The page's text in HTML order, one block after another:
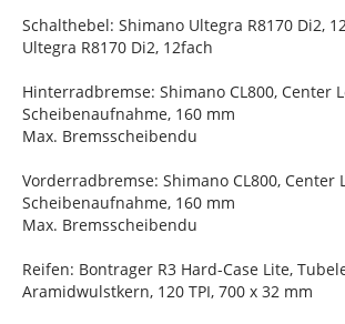
Schalthebel: Shimano Ultegra R8170 Di2,
Ultegra R8170 Di2, 12fach
Hinterradbremse: Shimano CL800, Center
Scheibenaufnahme, 160 mm
Max. Bremsscheibendu
Vorderradbremse: Shimano CL800, Center
Scheibenaufnahme, 160 mm
Max. Bremsscheibendu
Reifen: Bontrager R3 Hard-Case Lite,
Aramidwulstkern, 120 TPI, 700 x 32 mm